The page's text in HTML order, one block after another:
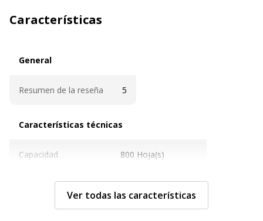
Características
General
Resumen de la reseña 5
Características técnicas
Capacidad 800 Hoja(s)
Verde
Ver todas las características